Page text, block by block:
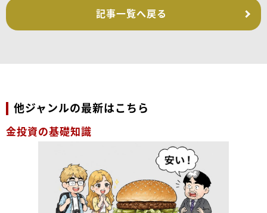
記事一覧へ戻る
他ジャンルの最新はこちら
金投資の基礎知識